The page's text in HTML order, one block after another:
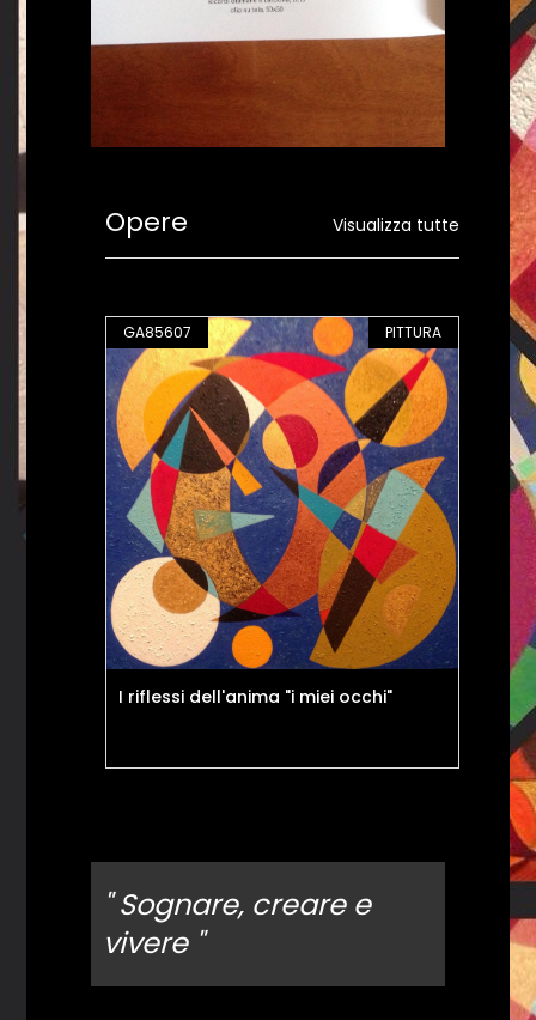
Visualizza tutte
Opere
GA85607 PITTURA
I riflessi dell'anima "i miei occhi"
" Sognare, creare e
vivere "